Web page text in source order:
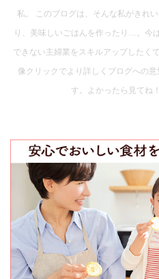
私。 このブログは、そんな私がきれ
り、美味しいごはんを作ったり…。今
できない主婦業をスキルアップしたく
像クリックでより詳しくブログへの意
す。よかったら見てね！